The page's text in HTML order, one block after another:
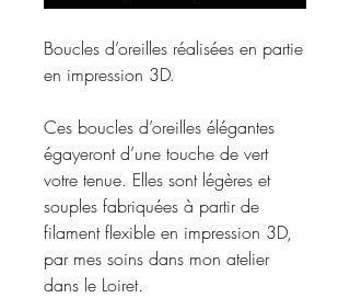
Boucles d’oreilles réalisées en partie
en impression 3D.
Ces boucles d’oreilles élégantes
égayeront d’une touche de vert
votre tenue. Elles sont légères et
souples fabriquées à partir de
filament flexible en impression 3D,
par mes soins dans mon atelier
dans le Loiret.